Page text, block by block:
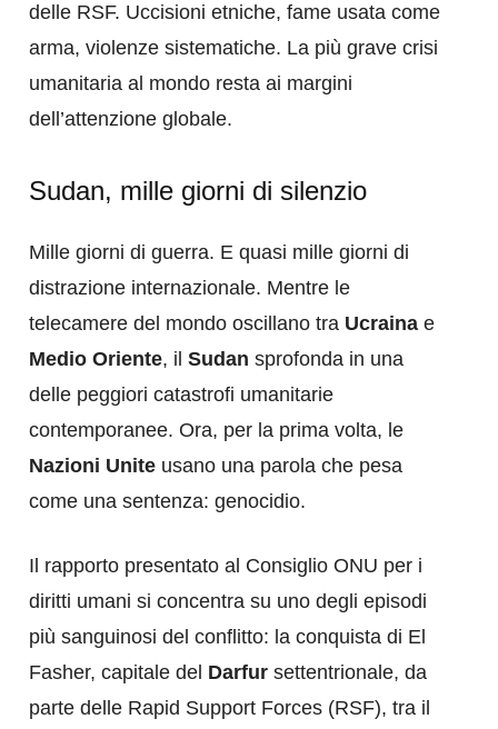
delle RSF. Uccisioni etniche, fame usata come
arma, violenze sistematiche. La più grave crisi
umanitaria al mondo resta ai margini
dell’attenzione globale.
Sudan, mille giorni di silenzio
Mille giorni di guerra. E quasi mille giorni di
distrazione internazionale. Mentre le
telecamere del mondo oscillano tra Ucraina e
Medio Oriente, il Sudan sprofonda in una
delle peggiori catastrofi umanitarie
contemporanee. Ora, per la prima volta, le
Nazioni Unite usano una parola che pesa
come una sentenza: genocidio.
Il rapporto presentato al Consiglio ONU per i
diritti umani si concentra su uno degli episodi
più sanguinosi del conflitto: la conquista di El
Fasher, capitale del Darfur settentrionale, da
parte delle Rapid Support Forces (RSF), tra il